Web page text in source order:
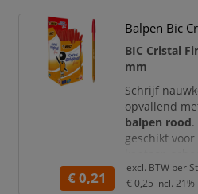
Ideaal voor
De Quantore
voor al
Balpen Bic
BIC Cristal
mm
Schrijf
opvallend
balpen rood.
geschikt
De rode inkt
controles,
€ 0,21
excl. BTW per
€ 0,25 incl. 21%